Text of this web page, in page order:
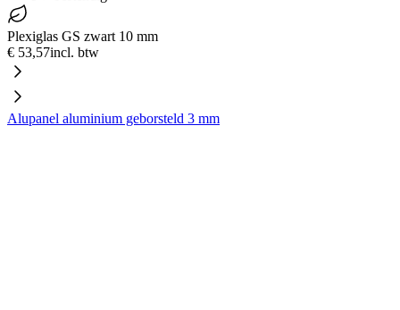
Plexiglas GS zwart 10 mm
€ 53,57incl. btw
Alupanel aluminium geborsteld 3 mm